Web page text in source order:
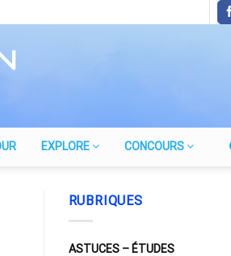
EXPLORE CONCOURS
RUBRIQUES
ASTUCES – ÉTUDES